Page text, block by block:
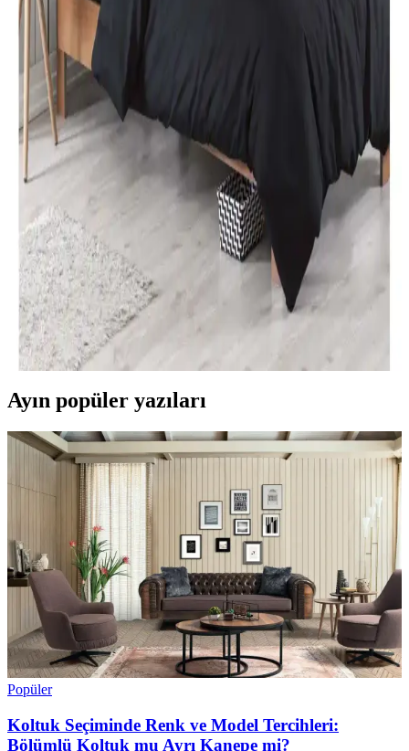
Karaca Home Nevresim Takımları Karşılaştırması:
Malzeme, Tasarım ve Kullanıcı Yorumları
İki farklı Karaca Home nevresim takımı detaylı karşılaştırmasıyla
malzeme, tasarım ve kullanıcı yorumlarını keşfedin. Konfor ve
estetik açısından önemli bilgiler içerir.
Özdilek Tek Kişilik Nevresim Takımları: Konfor ve
Şıklık Sunan Seçenekler
Özdilek'in çeşitli tasarımlarıyla, konfor ve şıklığı bir arada sunan tek
kişilik nevresim takımları, kaliteli kumaşlar ve uygun fiyat
seçenekleriyle odanızı yenilemenize yardımcı olur.
Modern Yatak Odası Dekorasyonunda Siyah Tek
Kişilik Nevresim Takımı Seçenekleri ve İpuçları
Modern yatak odalarında siyah tek kişilik nevresim takımları, şıklık
ve fonksiyonelliği bir arada sunar. Kaliteli malzeme ve doğru bakım
ile uzun ömür sağlar, dekorasyona şıklık katar.
Ayın popüler yazıları
Popüler
Koltuk Seçiminde Renk ve Model Tercihleri:
Bölümlü Koltuk mu Ayrı Kanepe mi?